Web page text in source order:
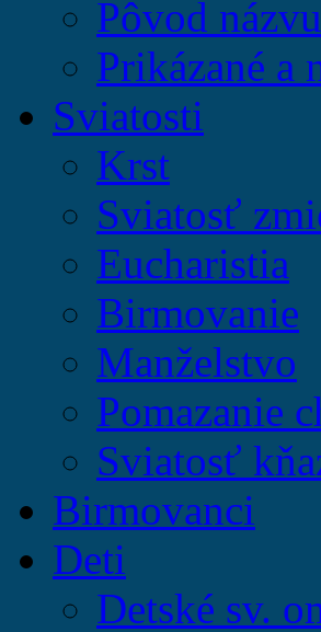
Pôvod
Prikázané a
Sviatosti
Krst
Sviatosť
Eucharistia
Birmovanie
Manželstvo
Pomazanie
Sviatosť
Birmovanci
Deti
Detské sv.